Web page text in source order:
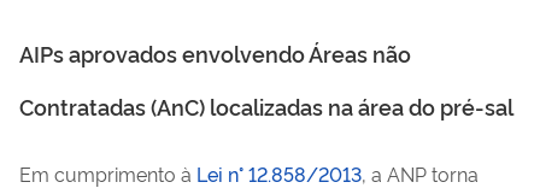
AIPs aprovados envolvendo Áreas não
Contratadas (AnC) localizadas na área do pré-sal
Em cumprimento à Lei n° 12.858/2013, a ANP torna